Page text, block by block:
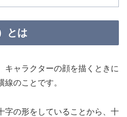
とは
キャラクターの顔を描くときに
のことです。
字の形をしていることから、十